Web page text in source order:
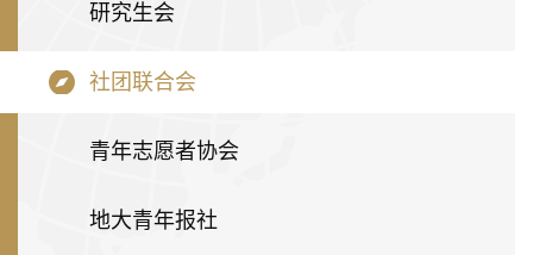
研究生会
社团联合会
青年志愿者协会
地大青年报社